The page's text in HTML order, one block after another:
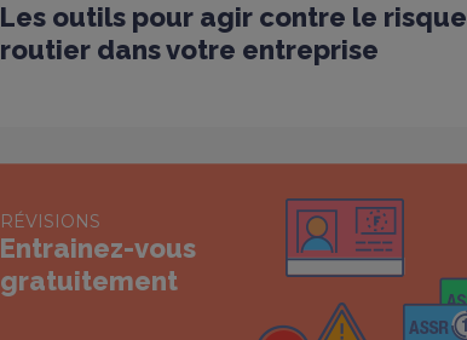
Les outils pour agir contre le risque
routier dans votre entreprise
RÉVISIONS
Entrainez-vous
gratuitement